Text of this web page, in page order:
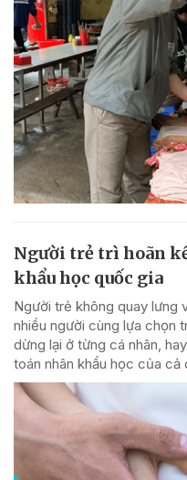
Người trẻ trì hoãn
khẩu học quốc gia
Người trẻ không quay lưng
nhiều người cùng lựa chọn
dừng lại ở từng cá nhân,
toán nhân khẩu học của cả